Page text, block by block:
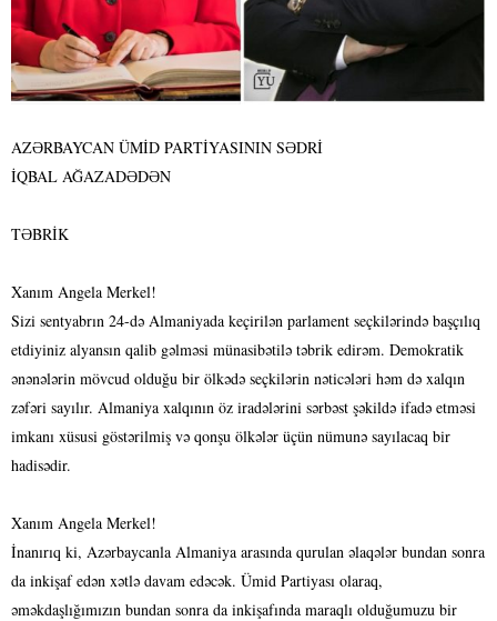
AZƏRBAYCAN ÜMİD PARTİYASININ SƏDRİ
İQBAL AĞAZADƏDƏN
TƏBRİK
Xanım Angela Merkel!
Sizi sentyabrın 24-də Almaniyada keçirilən parlament seçkilərində başçılıq
etdiyiniz alyansın qalib gəlməsi münasibətilə təbrik edirəm. Demokratik
ənənələrin mövcud olduğu bir ölkədə seçkilərin nəticələri həm də xalqın
zəfəri sayılır. Almaniya xalqının öz iradələrini sərbəst şəkildə ifadə etməsi
imkanı xüsusi göstərilmiş və qonşu ölkələr üçün nümunə sayılacaq bir
hadisədir.
Xanım Angela Merkel!
İnanırıq ki, Azərbaycanla Almaniya arasında qurulan əlaqələr bundan sonra
da inkişaf edən xətlə davam edəcək. Ümid Partiyası olaraq,
əməkdaşlığımızın bundan sonra da inkişafında maraqlı olduğumuzu bir